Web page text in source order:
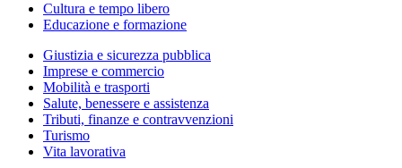
Cultura e tempo libero
Educazione e formazione
Giustizia e sicurezza pubblica
Imprese e commercio
Mobilità e trasporti
Salute, benessere e assistenza
Tributi, finanze e contravvenzioni
Turismo
Vita lavorativa